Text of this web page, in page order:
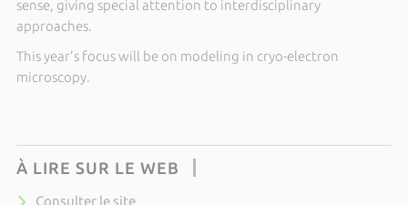
sense, giving special attention to interdisciplinary
approaches.
This year's focus will be on modeling in cryo-electron
microscopy.
À LIRE SUR LE WEB
Consulter le site